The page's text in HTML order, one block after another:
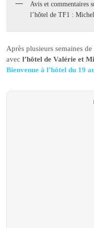
Avis et commentaires
l’hôtel de TF1 :
Après plusieurs semaines
avecl’hôtel de Valérie et
Bienvenue à l’hôtel du 19